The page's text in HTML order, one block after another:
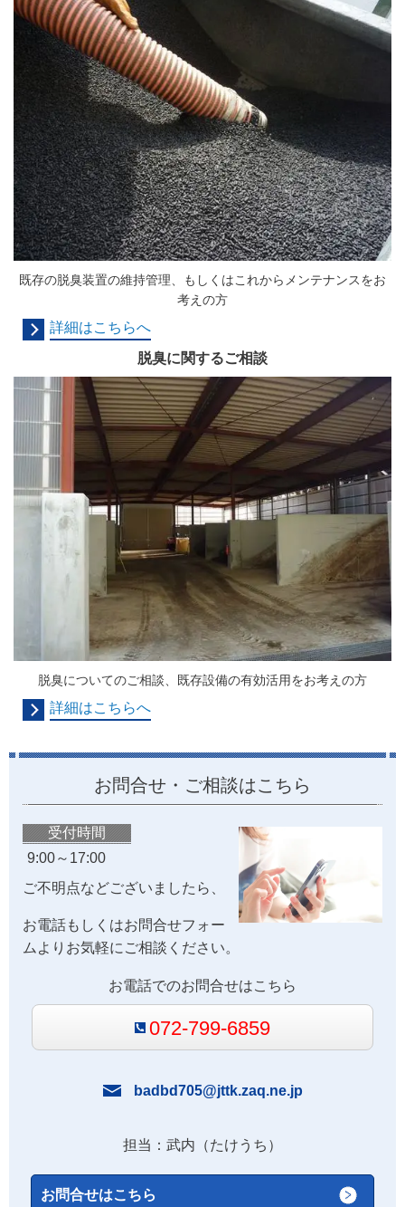
既存の脱臭装置の維持管理、
もしくはこれからメンテナンスをお
考えの方
詳細はこちらへ
脱臭に関するご相談
脱臭についてのご相談、既存設備の有効活用をお考えの方
詳細はこちらへ
お問合せ・ご相談はこちら
受付時間
9:00～17:00
ご不明点などございましたら、
お電話もしくはお問合せフォー
ムよりお気軽にご相談ください。
お電話でのお問合せはこちら
072-799-6859
badbd705@jttk.zaq.ne.jp
担当：武内（たけうち）
お問合せはこちら